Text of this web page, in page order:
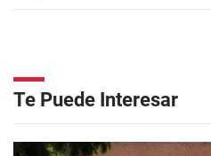
Te Puede Interesar